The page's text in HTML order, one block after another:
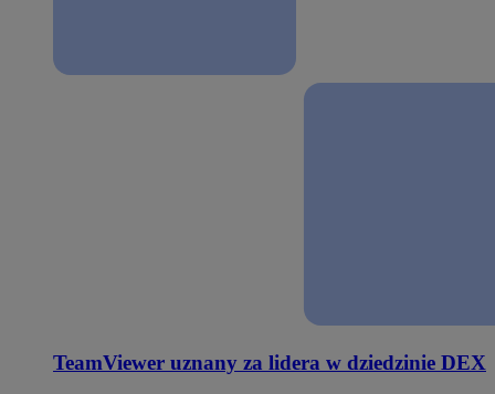
TeamViewer uznany za lidera w dziedzinie DEX